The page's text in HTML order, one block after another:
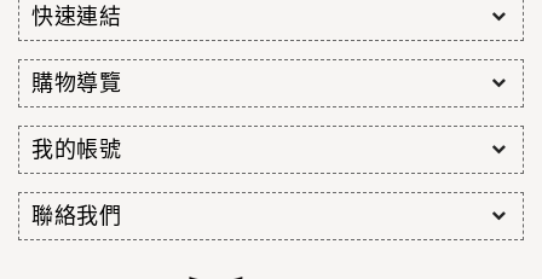
快速連結
購物導覽
我的帳號
聯絡我們